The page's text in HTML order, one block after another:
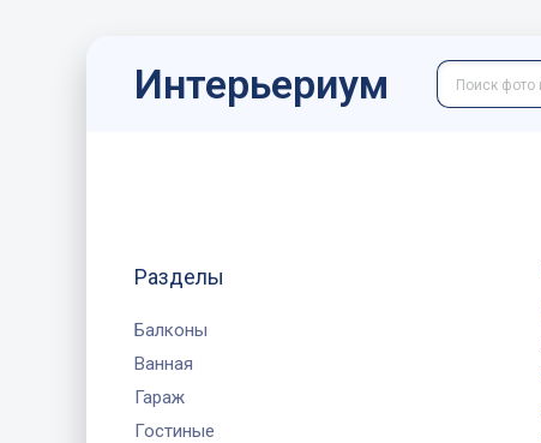
Интерьериум
Разделы
Балконы
Ванная
Гараж
Гостиные